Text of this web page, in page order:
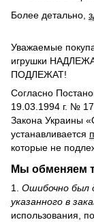
Более детально,
Уважаемые
игрушки
ПОДЛЕЖАТ!
Согласно
19.03.1994 г. №
Закона Украины
устанавливается
которые не
Мы обменяем
1. Ошибочно был
указанного в
использования,